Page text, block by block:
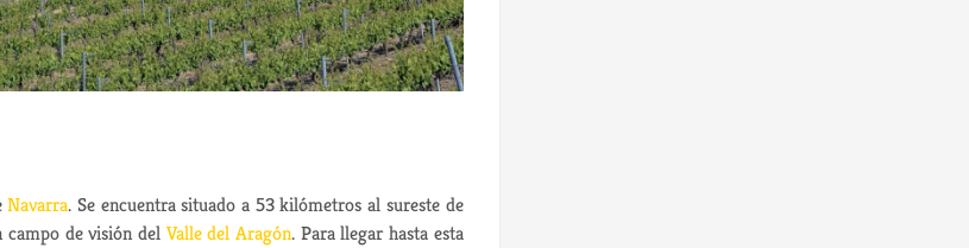
Navarra. Se encuentra situado a 53 kilómetros al sureste de
campo de visión del Valle del Aragón. Para llegar hasta esta